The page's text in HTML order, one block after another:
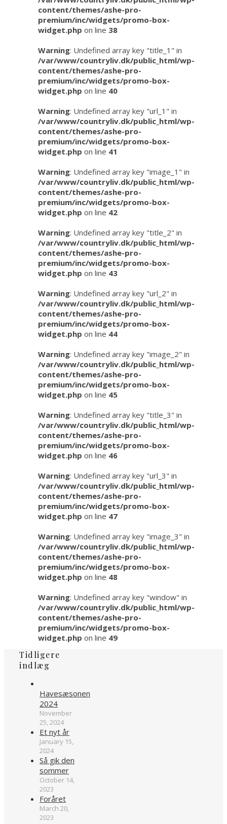
content/themes/ashe-pro-
premium/inc/widgets/promo-box-
widget.php on line 38
Warning: Undefined array key "title_1" in
/var/www/countryliv.dk/public_html/wp-
content/themes/ashe-pro-
premium/inc/widgets/promo-box-
widget.php on line 40
Warning: Undefined array key "url_1" in
/var/www/countryliv.dk/public_html/wp-
content/themes/ashe-pro-
premium/inc/widgets/promo-box-
widget.php on line 41
Warning: Undefined array key "image_1" in
/var/www/countryliv.dk/public_html/wp-
content/themes/ashe-pro-
premium/inc/widgets/promo-box-
widget.php on line 42
Warning: Undefined array key "title_2" in
/var/www/countryliv.dk/public_html/wp-
content/themes/ashe-pro-
premium/inc/widgets/promo-box-
widget.php on line 43
Warning: Undefined array key "url_2" in
/var/www/countryliv.dk/public_html/wp-
content/themes/ashe-pro-
premium/inc/widgets/promo-box-
widget.php on line 44
Warning: Undefined array key "image_2" in
/var/www/countryliv.dk/public_html/wp-
content/themes/ashe-pro-
premium/inc/widgets/promo-box-
widget.php on line 45
Warning: Undefined array key "title_3" in
/var/www/countryliv.dk/public_html/wp-
content/themes/ashe-pro-
premium/inc/widgets/promo-box-
widget.php on line 46
Warning: Undefined array key "url_3" in
/var/www/countryliv.dk/public_html/wp-
content/themes/ashe-pro-
premium/inc/widgets/promo-box-
widget.php on line 47
Warning: Undefined array key "image_3" in
/var/www/countryliv.dk/public_html/wp-
content/themes/ashe-pro-
premium/inc/widgets/promo-box-
widget.php on line 48
Warning: Undefined array key "window" in
/var/www/countryliv.dk/public_html/wp-
content/themes/ashe-pro-
premium/inc/widgets/promo-box-
widget.php on line 49
Tidligere
indlæg
Havesæsonen
2024
November
25, 2024
Et nyt år
January 15,
2024
Så gik den
sommer
October 14,
2023
Foråret
March 20,
2023